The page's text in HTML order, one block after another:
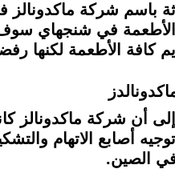
باسم شركة
الأطعمة في شنجهاي
كافة الأطعمة لكنها
إلى أن شركة
أصابع الاتهام
الصين.